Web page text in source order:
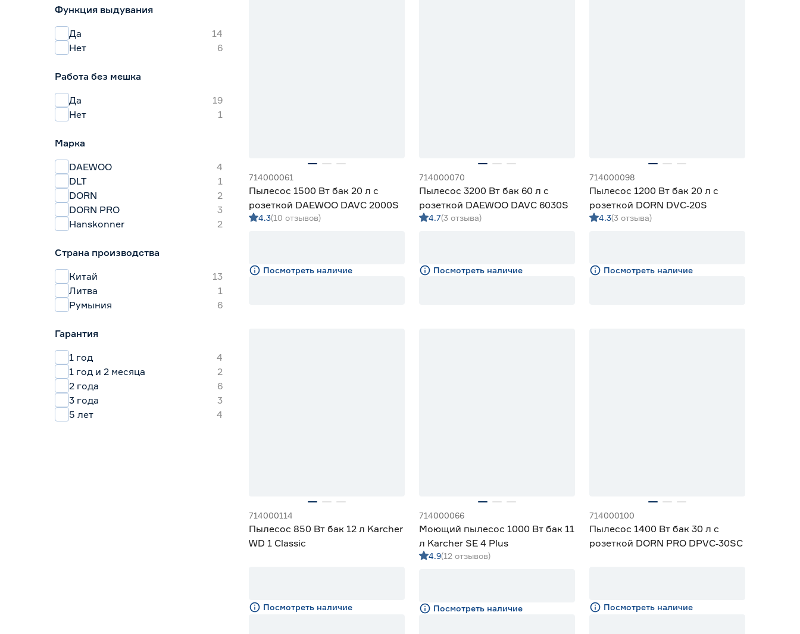
Функция выдувания
Да
14
Нет
6
Работа без мешка
Да
19
Нет
1
Марка
DAEWOO
4
DLT
1
DORN
2
DORN PRO
3
Hanskonner
2
Страна производства
Китай
13
Литва
1
Румыния
6
Гарантия
1 год
4
1 год и 2 месяца
2
2 года
6
3 года
3
5 лет
4
714000061
Пылесос 1500 Вт бак 20 л с
розеткой DAEWOO DAVC 2000S
4.3(10 отзывов)
Посмотреть наличие
714000070
Пылесос 3200 Вт бак 60 л с
розеткой DAEWOO DAVC 6030S
4.7(3 отзыва)
Посмотреть наличие
714000098
Пылесос 1200 Вт бак 20 л с
розеткой DORN DVC‑20S
4.3(3 отзыва)
Посмотреть наличие
714000114
Пылесос 850 Вт бак 12 л Karcher
WD 1 Classic
Посмотреть наличие
714000066
Моющий пылесос 1000 Вт бак 11
л Karcher SE 4 Plus
4.9(12 отзывов)
Посмотреть наличие
714000100
Пылесос 1400 Вт бак 30 л с
розеткой DORN PRO DPVC‑30SC
Посмотреть наличие